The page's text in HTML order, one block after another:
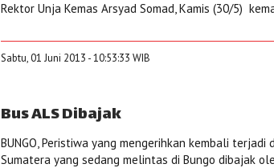
Rektor Unja Kemas Arsyad Somad, Kamis (30/5)
Sabtu, 01 Juni 2013 - 10:53:33 WIB
Bus ALS Dibajak
BUNGO, Peristiwa yang mengerihkan kembali terjadi
Sumatera yang sedang melintas di Bungo dibajak